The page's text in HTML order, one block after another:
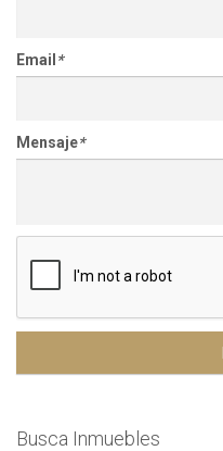
Email *
Mensaje*
Busca Inmuebles